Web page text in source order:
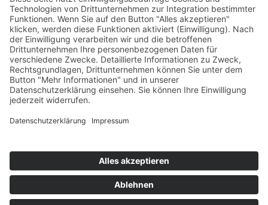
BIBLISCHE REISEN
Lange Straße 51
70174 Stuttgart
0711-619 25 0
Ob Sie eine Reise zu den Ursprüngen des Glaubens suchen, Kultur
erleben oder einfach in guter Gemeinschaft unterwegs sein möchten: Bei
als Mensch.